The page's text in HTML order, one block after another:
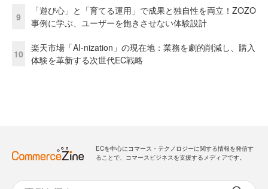
9
「遊び心」と「育てる運用」で成果と独自性を両立！ZOZO
事例に学ぶ、ユーザーを飽きさせない体験設計
10
楽天市場「AI-nization」の現在地：業務を劇的削減し、購入
体験を革新する次世代EC戦略
ECを中心にコマース・テクノロジーに関する情報を発信す
ることで、コマースビジネスを支援するメディアです。